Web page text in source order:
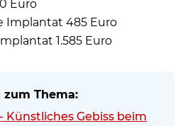
Euro
Implantat 485 Euro
1.585 Euro
Künstliches Gebiss beim